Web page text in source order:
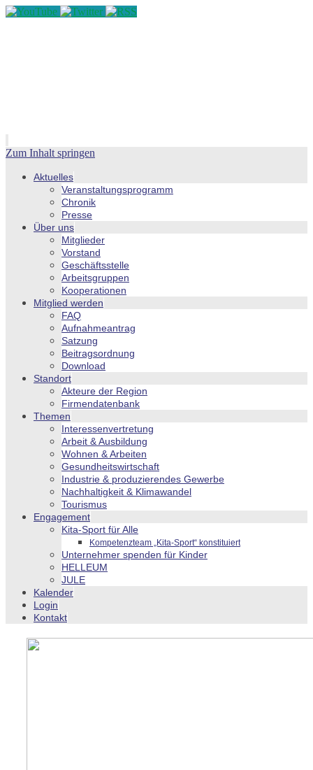
Zum Inhalt springen
Aktuelles
Veranstaltungsprogramm
Chronik
Presse
Über uns
Mitglieder
Vorstand
Geschäftsstelle
Arbeitsgruppen
Kooperationen
Mitglied werden
FAQ
Aufnahmeantrag
Satzung
Beitragsordnung
Download
Standort
Akteure der Region
Firmendatenbank
Themen
Interessenvertretung
Arbeit & Ausbildung
Wohnen & Arbeiten
Gesundheitswirtschaft
Industrie & produzierendes Gewerbe
Nachhaltigkeit & Klimawandel
Tourismus
Engagement
Kita-Sport für Alle
Kompetenzteam „Kita-Sport“ konstituiert
Unternehmer spenden für Kinder
HELLEUM
JULE
Kalender
Login
Kontakt